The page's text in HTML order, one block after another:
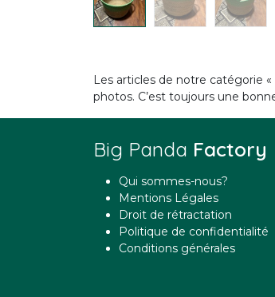
Les articles de notre catégorie
photos. C’est toujours une
Big Panda Factory
Qui sommes-nous?
Mentions Légales
Droit de rétractation
Politique de confidentialité
Conditions générales